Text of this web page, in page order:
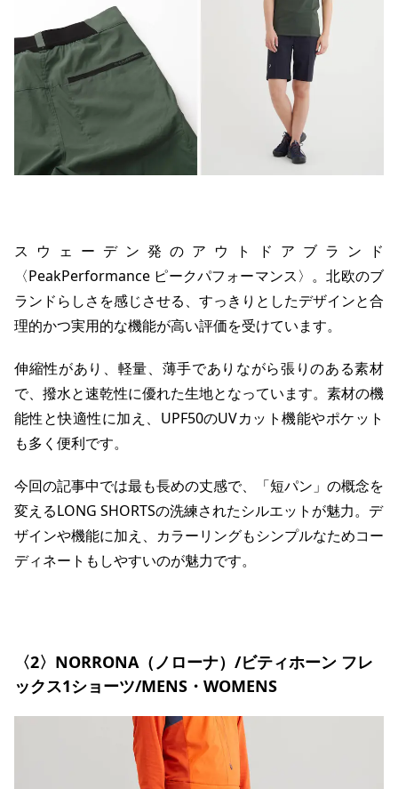
スウェーデン発のアウトドアブランド
〈PeakPerformance ピークパフォーマンス〉。北欧のブ
ランドらしさを感じさせる、すっきりとしたデザインと合
理的かつ実用的な機能が高い評価を受けています。
伸縮性があり、軽量、薄手でありながら張りのある素材
で、撥水と速乾性に優れた生地となっています。素材の機
能性と快適性に加え、UPF50のUVカット機能やポケット
も多く便利です。
今回の記事中では最も長めの丈感で、「短パン」の概念を
変えるLONG SHORTSの洗練されたシルエットが魅力。デ
ザインや機能に加え、カラーリングもシンプルなためコー
ディネートもしやすいのが魅力です。
〈2〉NORRONA（ノローナ）/ビティホーン フレ
ックス1ショーツ/MENS・WOMENS